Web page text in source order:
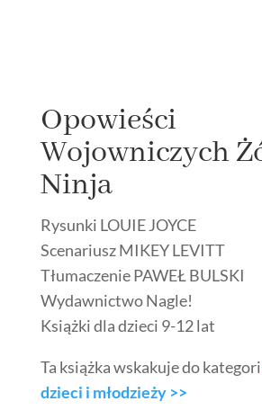
Opowieści
Wojowniczych
Ninja
Rysunki LOUIE JOYCE
Scenariusz MIKEY LEVITT
Tłumaczenie PAWEŁ BULSKI
Wydawnictwo Nagle!
Książki dla dzieci 9-12 lat
Ta książka wskakuje do
dzieci i młodzieży >>